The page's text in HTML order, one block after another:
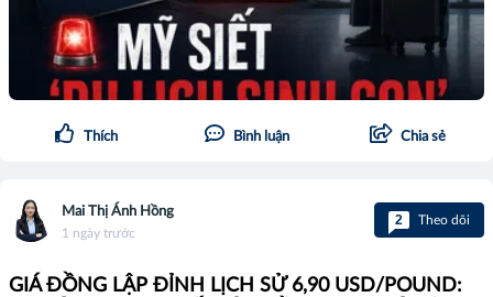
Thích Bình luận Chia sẻ
Mai Thị Ánh Hồng
1 ngày trước
2 Theo dõi
GIÁ ĐỒNG LẬP ĐỈNH LỊCH SỬ 6,90 USD/POUND: